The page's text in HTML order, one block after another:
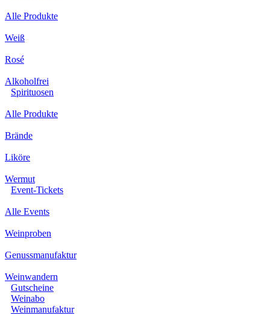
Alle Produkte
Weiß
Rosé
Alkoholfrei
Spirituosen
Alle Produkte
Brände
Liköre
Wermut
Event-Tickets
Alle Events
Weinproben
Genussmanufaktur
Weinwandern
Gutscheine
Weinabo
Weinmanufaktur